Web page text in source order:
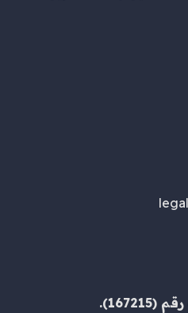
رقم (167215).